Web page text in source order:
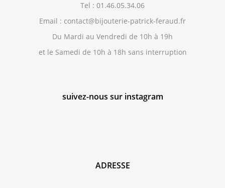
Tel : 01.46.05.34.06
Email : contact@bijouterie-patrick-feraud.fr
Du Mardi au Vendredi de 10h à 19h
et le Samedi de 10h à 18h sans interruption
suivez-nous sur instagram
ADRESSE